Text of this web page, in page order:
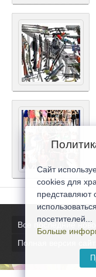
Все последние
Полная версия сайта
Сайт
cookies для
представляют
посетителей...
Больше